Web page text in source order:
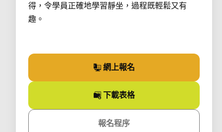
得，令學員正確地學習靜坐，過程既輕鬆又有
趣。
網上報名
下載課程
表格
課程
報名程序